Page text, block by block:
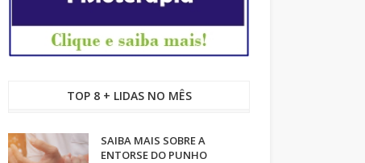
TOP 8 + LIDAS NO MÊS
SAIBA MAIS SOBRE A
ENTORSE DO PUNHO